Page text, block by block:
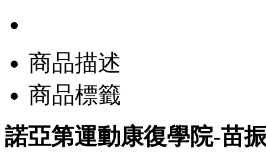
商品描述
商品標籤
諾亞第運動康復學院-苗